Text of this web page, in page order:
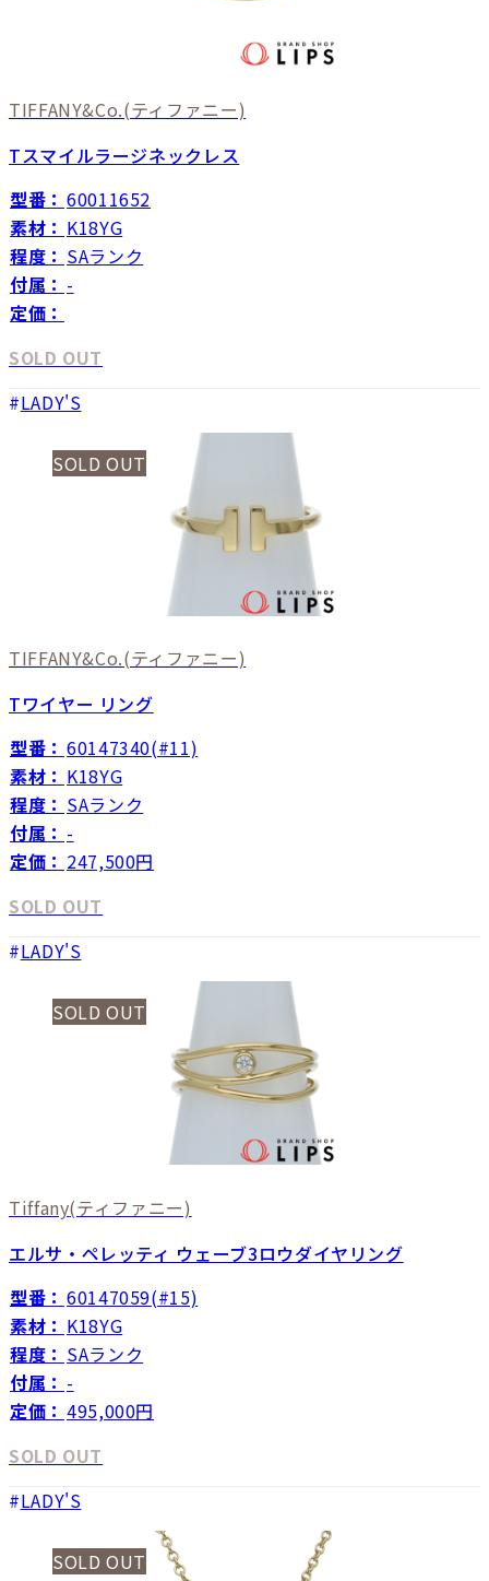
TIFFANY&Co.(ティファニー)
Tスマイルラージネックレス
型番： 60011652
素材： K18YG
程度： SAランク
付属： -
定価：
SOLD OUT
LADY'S
SOLD OUT
TIFFANY&Co.(ティファニー)
Tワイヤー リング
型番： 60147340(#11)
素材： K18YG
程度： SAランク
付属： -
定価： 247,500円
SOLD OUT
LADY'S
SOLD OUT
Tiffany(ティファニー)
エルサ・ペレッティ ウェーブ3ロウダイヤリング
型番： 60147059(#15)
素材： K18YG
程度： SAランク
付属： -
定価： 495,000円
SOLD OUT
LADY'S
SOLD OUT